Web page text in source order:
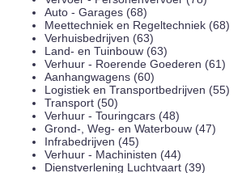
Auto - Garages (68)
Meettechniek en Regeltechniek (68)
Verhuisbedrijven (63)
Land- en Tuinbouw (63)
Verhuur - Roerende Goederen (61)
Aanhangwagens (60)
Logistiek en Transportbedrijven (55)
Transport (50)
Verhuur - Touringcars (48)
Grond-, Weg- en Waterbouw (47)
Infrabedrijven (45)
Verhuur - Machinisten (44)
Dienstverlening Luchtvaart (39)